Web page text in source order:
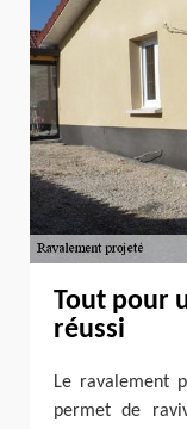
Tout pour
réussi
Le ravalement
permet de